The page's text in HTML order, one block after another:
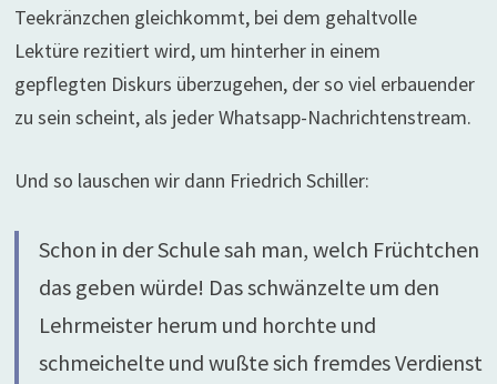
Teekränzchen gleichkommt, bei dem gehaltvolle
Lektüre rezitiert wird, um hinterher in einem
gepflegten Diskurs überzugehen, der so viel erbauender
zu sein scheint, als jeder Whatsapp-Nachrichtenstream.
Und so lauschen wir dann Friedrich Schiller:
Schon in der Schule sah man, welch Früchtchen
das geben würde! Das schwänzelte um den
Lehrmeister herum und horchte und
schmeichelte und wußte sich fremdes Verdienst